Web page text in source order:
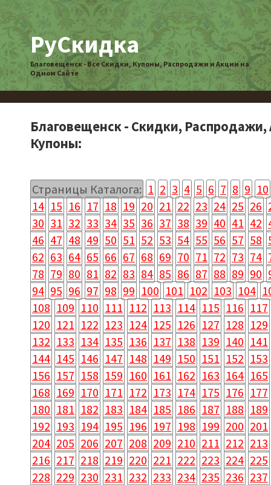
РуСкидка
Благовещенск - Все Скидки, Купоны, Распродажи и Акции на
Одном Сайте
Благовещенск - Скидки, Распродажи,
Купоны:
Страницы Каталога: 1 2 3 4 5 6 7 8 9 10
14 15 16 17 18 19 20 21 22 23 24 25 26
30 31 32 33 34 35 36 37 38 39 40 41 42
46 47 48 49 50 51 52 53 54 55 56 57 58
62 63 64 65 66 67 68 69 70 71 72 73 74
78 79 80 81 82 83 84 85 86 87 88 89 90
94 95 96 97 98 99 100 101 102 103 104
108 109 110 111 112 113 114 115 116 117
120 121 122 123 124 125 126 127 128 129
132 133 134 135 136 137 138 139 140 141
144 145 146 147 148 149 150 151 152 153
156 157 158 159 160 161 162 163 164 165
168 169 170 171 172 173 174 175 176 177
180 181 182 183 184 185 186 187 188 189
192 193 194 195 196 197 198 199 200 201
204 205 206 207 208 209 210 211 212 213
216 217 218 219 220 221 222 223 224 225
228 229 230 231 232 233 234 235 236 237